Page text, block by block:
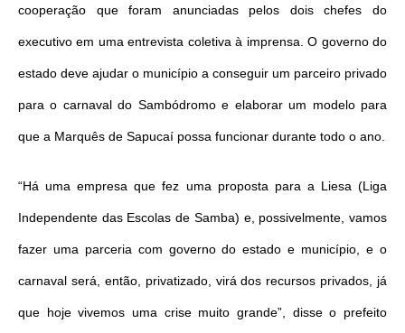
cooperação que foram anunciadas pelos dois chefes do
executivo em uma entrevista coletiva à imprensa. O governo do
estado deve ajudar o município a conseguir um parceiro privado
para o carnaval do Sambódromo e elaborar um modelo para
que a Marquês de Sapucaí possa funcionar durante todo o ano.
“Há uma empresa que fez uma proposta para a Liesa (Liga
Independente das Escolas de Samba) e, possivelmente, vamos
fazer uma parceria com governo do estado e município, e o
carnaval será, então, privatizado, virá dos recursos privados, já
que hoje vivemos uma crise muito grande”, disse o prefeito